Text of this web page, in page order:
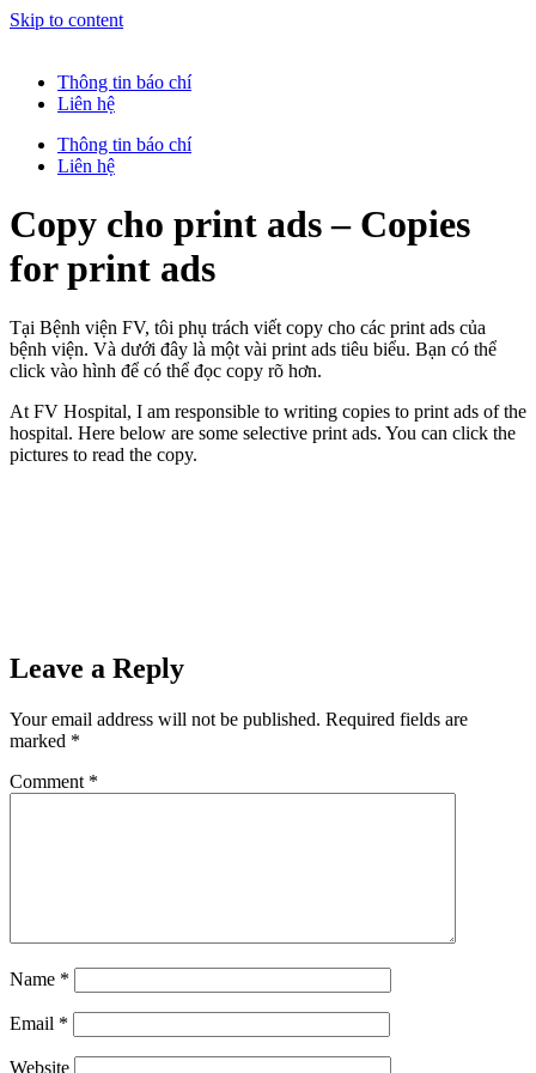
Skip to content
Thông tin báo chí
Liên hệ
Thông tin báo chí
Liên hệ
Copy cho print ads – Copies
for print ads
Tại Bệnh viện FV, tôi phụ trách viết copy cho các print ads của
bệnh viện. Và dưới đây là một vài print ads tiêu biểu. Bạn có thể
click vào hình để có thể đọc copy rõ hơn.
At FV Hospital, I am responsible to writing copies to print ads of the
hospital. Here below are some selective print ads. You can click the
pictures to read the copy.
Leave a Reply
Your email address will not be published. Required fields are
marked *
Comment *
Name *
Email *
Website